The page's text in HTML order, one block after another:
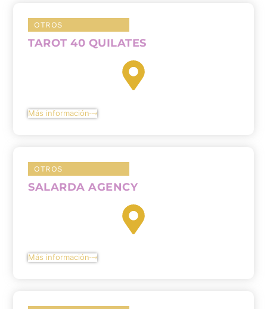
OTROS
TAROT 40 QUILATES
Más información
OTROS
SALARDA AGENCY
Más información